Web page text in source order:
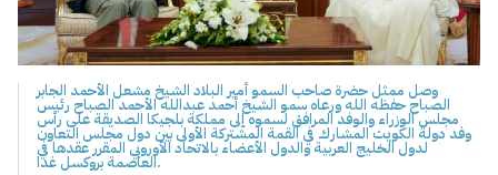
وصل ممثل حضرة صاحب السمو أمير البلاد الشيخ مشعل الأحمد الجابر
الصباح حفظه الله ورعاه سمو الشيخ أحمد عبدالله الأحمد الصباح رئيس
مجلس الوزراء والوفد المرافق لسموه إلى مملكة بلجيكا الصديقة على رأس
وفد دولة الكويت المشارك في القمة المشتركة الأولى بين دول مجلس التعاون
لدول الخليج العربية والدول الأعضاء بالاتحاد الأوروبي المقرر عقدها في
العاصمة بروكسل غدا.